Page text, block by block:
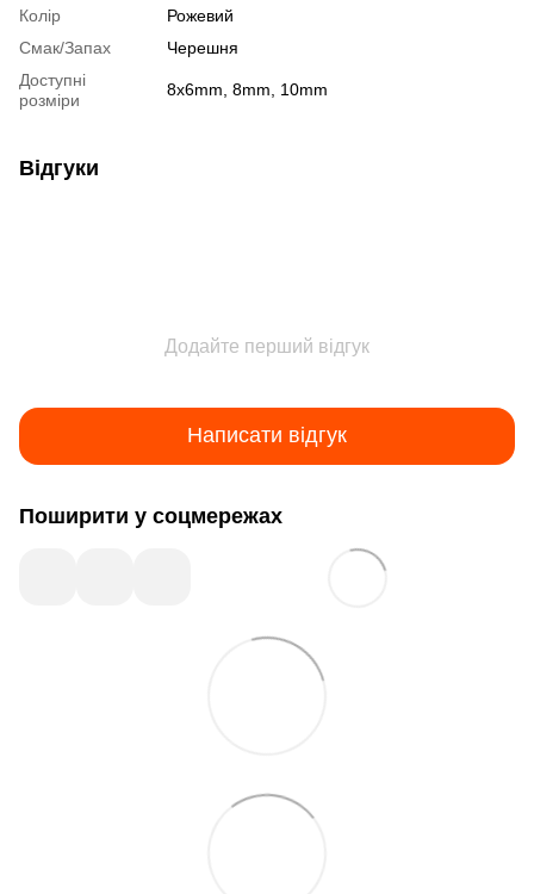
Колір
Рожевий
Смак/Запах
Черешня
Доступні
розміри
8x6mm, 8mm, 10mm
Відгуки
Додайте перший відгук
Написати відгук
Поширити у соцмережах